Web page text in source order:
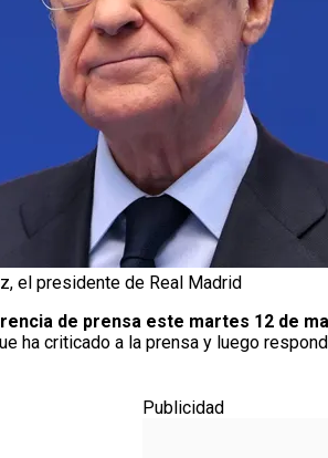
el presidente de Real Madrid
de prensa este martes 12 de
ha criticado a la prensa y luego
Publicidad